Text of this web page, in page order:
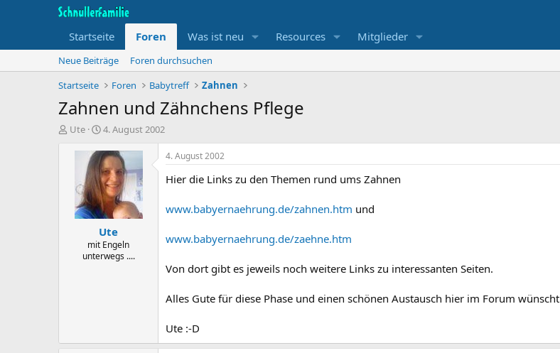
Startseite Foren Was ist neu Resources Mitglieder
Neue Beiträge
Foren durchsuchen
Startseite
Foren Babytreff Zahnen
Zahnen und Zähnchens Pflege
TUte
B
g
i
n
n
d
a
t
u
m
4. August 2002
Ute
mit Engeln
unterwegs ....
4. August 2002
Hier die Links zu den Themen rund ums Zahnen
www.babyernaehrung.de/zahnen.htm und
www.babyernaehrung.de/zaehne.htm
Von dort gibt es jeweils noch weitere Links zu interessanten Seiten.
Alles Gute für diese Phase und einen schönen Austausch hier im Forum wünscht
Ute :-D